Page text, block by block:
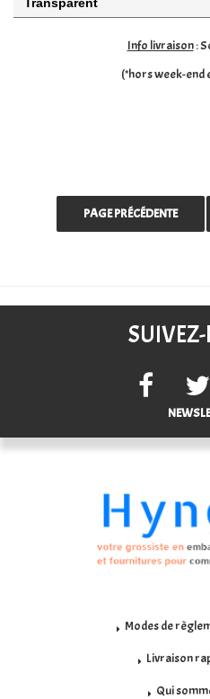
Info livraison:
(*hors week-end
Modes de
Livraison
Qui